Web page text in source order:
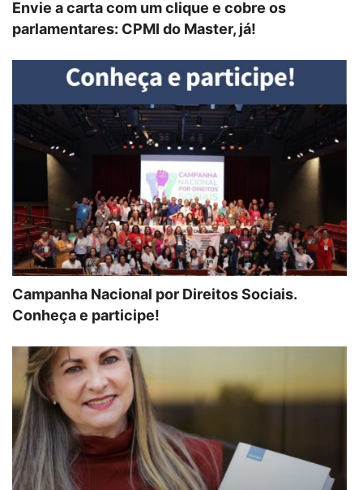
Envie a carta com um clique e cobre os
parlamentares: CPMI do Master, já!
Campanha Nacional por Direitos Sociais.
Conheça e participe!